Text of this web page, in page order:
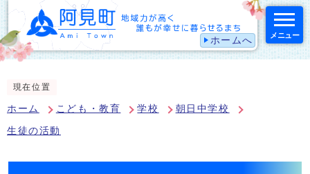
ホームへ メニュー
現在位置
ホーム こども・教育 学校 朝日中学校
生徒の活動